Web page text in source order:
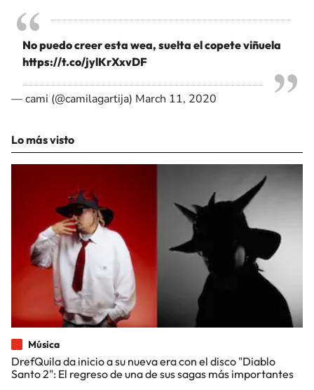
No puedo creer esta wea, suelta el copete viñuela
https://t.co/jylKrXxvDF
— cami (@camilagartija) March 11, 2020
Lo más visto
Música
DrefQuila da inicio a su nueva era con el disco "Diablo
Santo 2": El regreso de una de sus sagas más importantes